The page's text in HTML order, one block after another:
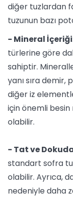
diğer tuzlardan
tuzunun bazı
- Mineral
türlerine göre
sahiptir.
yanı sıra demir,
diğer iz
için önemli besin
olabilir.
- Tat ve
standart sofra
olabilir. Ayrıca,
nedeniyle daha